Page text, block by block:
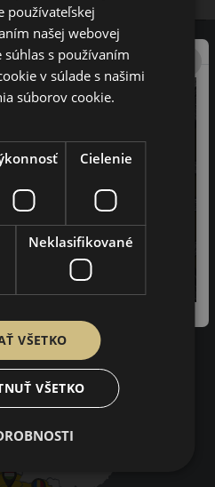
zákazníkov
obchod svojim známym.
recenzií
osobných údajov
podmienky
odstúpení od zmluvy
používateľskej
našej webovej
s používaním
v súlade s našimi
súborov cookie.
Cielenie
Neklasifikované
VŠETKO
VŠETKO